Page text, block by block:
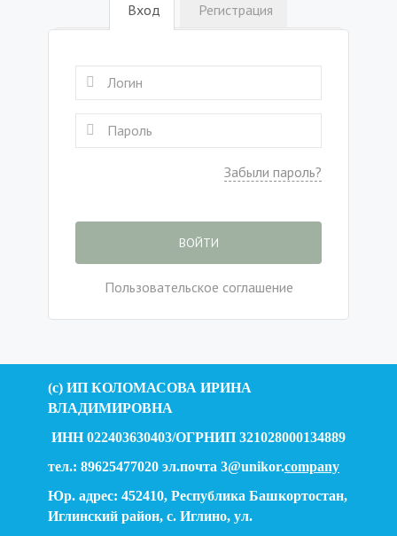
Вход Регистрация
Забыли пароль?
ВОЙТИ
Пользовательское соглашение
(c) ИП КОЛОМАСОВА ИРИНА
ВЛАДИМИРОВНА
ИНН 022403630403/ОГРНИП 321028000134889
тел.: 89625477020 эл.почта 3@unikor.company
Юр. адрес: 452410, Республика Башкортостан,
Иглинский район, с. Иглино, ул.